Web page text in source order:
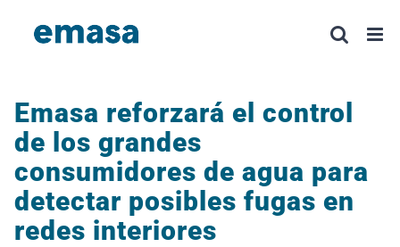
Emasa reforzará el control
de los grandes
consumidores de agua para
detectar posibles fugas en
redes interiores